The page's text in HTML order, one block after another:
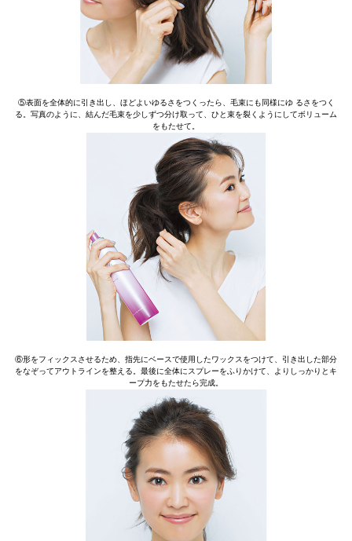
⑤表面を全体的に引き出し、ほどよいゆるさをつくったら、毛束にも同様にゆ るさをつく
る。写真のように、結んだ毛束を少しずつ分け取って、ひと束を裂くようにしてボリューム
をもたせて。
⑥形をフィックスさせるため、指先にベースで使用したワックスをつけて、引き出した部分
をなぞってアウトラインを整える。最後に全体にスプレーをふりかけて、よりしっかりとキ
ープ力をもたせたら完成。